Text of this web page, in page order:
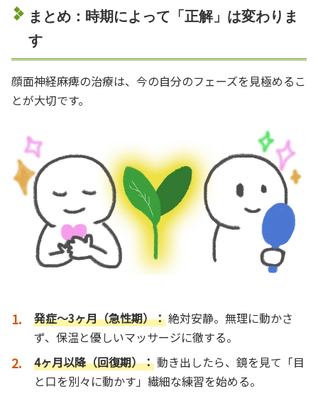
まとめ：時期によって「正解」は変わりま
す
顔面神経麻痺の治療は、今の自分のフェーズを見極めるこ
とが大切です。
発症〜3ヶ月（急性期）：絶対安静。無理に動かさ
ず、保温と優しいマッサージに徹する。
4ヶ月以降（回復期）：動き出したら、鏡を見て「目
と口を別々に動かす」繊細な練習を始める。